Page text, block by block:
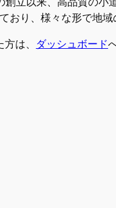
おり、様々な形で地域
は、 ダッシュボード